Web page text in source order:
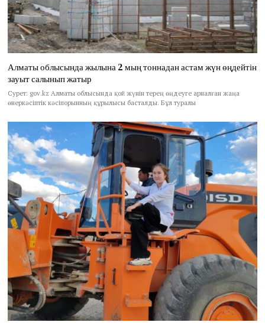
Алматы облысында жылына 2 мың тоннадан астам жүн өңдейтін
зауыт салынып жатыр
Сурет: gov.kz Алматы облысында қой жүнін терең өңдеуге арналған жаңа
өнеркәсіптік кәсіпорынның құрылысы басталды. Бұл туралы